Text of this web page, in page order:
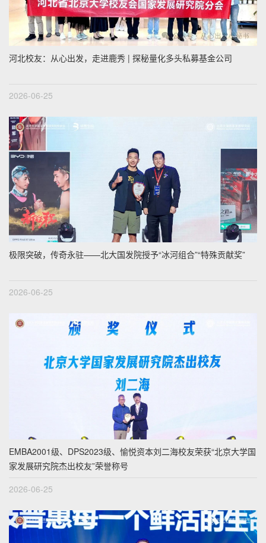
河北校友：从心出发，走进鹿秀 | 探秘量化多头私募基金公司
2026-06-25
极限突破，传奇永驻——北大国发院授予“冰河组合”“特殊贡献奖”
2026-06-25
EMBA2001级、DPS2023级、愉悦资本刘二海校友荣获“北京大学国
家发展研究院杰出校友”荣誉称号
2026-06-25